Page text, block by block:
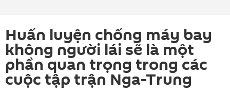
Huấn luyện chống máy bay
không người lái sẽ là một
phần quan trọng trong các
cuộc tập trận Nga-Trung